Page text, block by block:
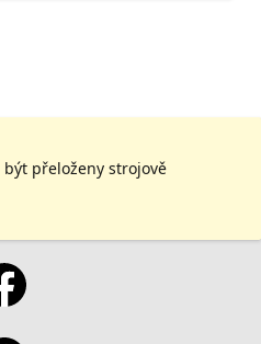
přeloženy strojově